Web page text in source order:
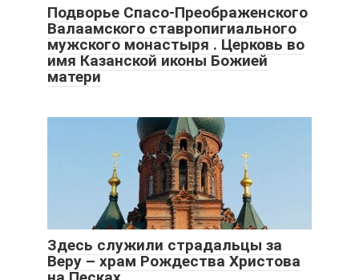
Подворье Спасо-Преображенского
Валаамского ставропигиального
мужского монастыря . Церковь во
имя Казанской иконы Божией
матери
Здесь служили страдальцы за
Веру – храм Рождества Христова